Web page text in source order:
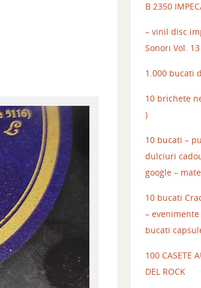
B 2350
– vinil disc
Sonori Vol. 13
1.000 bucati
10 brichete
)
10 bucati –
dulciuri
google –
10 bucati
–
bucati
100 CASETE
DEL ROCK